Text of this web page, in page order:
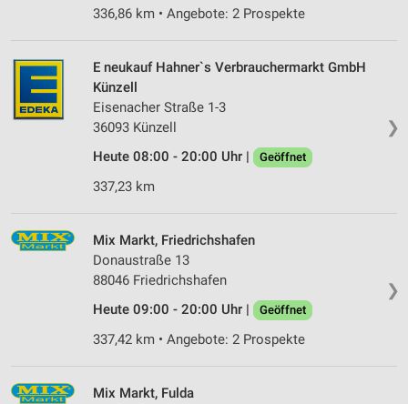
336,86 km • Angebote: 2 Prospekte
❯
E neukauf Hahner`s Verbrauchermarkt GmbH
Künzell
Eisenacher Straße 1-3
36093 Künzell
Heute 08:00 - 20:00 Uhr |
Geöffnet
337,23 km
❯
Mix Markt, Friedrichshafen
Donaustraße 13
88046 Friedrichshafen
Heute 09:00 - 20:00 Uhr |
Geöffnet
337,42 km • Angebote: 2 Prospekte
Mix Markt, Fulda